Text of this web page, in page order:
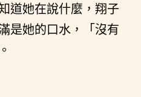
道她在說什麼，翔子
是她的口水，「沒有